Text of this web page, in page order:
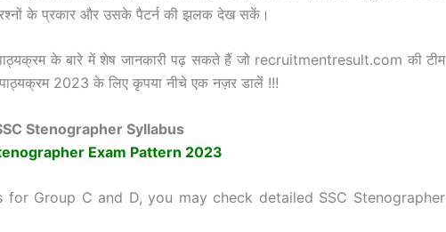
के प्रकार और उसके पैटर्न की झलक देख सकें।
के बारे में शेष जानकारी पढ़ सकते हैं जो recruitmentresult.com की टीम
पाठ्यक्रम 2023 के लिए कृपया नीचे एक नज़र डालें !!!
Stenographer Syllabus
Exam Pattern 2023
Group C and D, you may check detailed SSC Stenographer